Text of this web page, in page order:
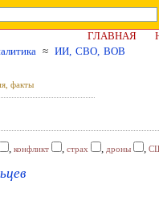
ГЛАВНАЯ
≈ ИИ, СВО, ВОВ
факты
, конфликт , страх , дроны ,